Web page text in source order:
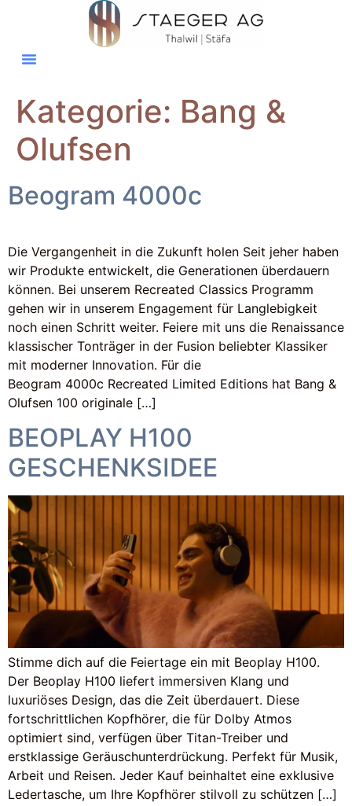
Kategorie: Bang &
Olufsen
Beogram 4000c
Die Vergangenheit in die Zukunft holen Seit jeher haben
wir Produkte entwickelt, die Generationen überdauern
können. Bei unserem Recreated Classics Programm
gehen wir in unserem Engagement für Langlebigkeit
noch einen Schritt weiter. Feiere mit uns die Renaissance
klassischer Tonträger in der Fusion beliebter Klassiker
mit moderner Innovation. Für die
Beogram 4000c Recreated Limited Editions hat Bang &
Olufsen 100 originale […]
BEOPLAY H100
GESCHENKSIDEE
Stimme dich auf die Feiertage ein mit Beoplay H100.
Der Beoplay H100 liefert immersiven Klang und
luxuriöses Design, das die Zeit überdauert. Diese
fortschrittlichen Kopfhörer, die für Dolby Atmos
optimiert sind, verfügen über Titan-Treiber und
erstklassige Geräuschunterdrückung. Perfekt für Musik,
Arbeit und Reisen. Jeder Kauf beinhaltet eine exklusive
Ledertasche, um Ihre Kopfhörer stilvoll zu schützen […]